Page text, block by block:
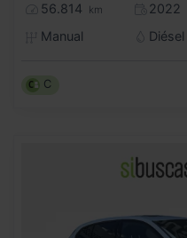
56.814 km
2022
Manual
Diésel
C